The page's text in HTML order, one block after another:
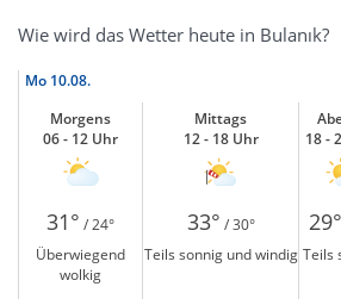
Wie wird das Wetter heute in Bulanık?
Mo 10.08.
Morgens
06 - 12 Uhr
Mittags
12 - 18 Uhr
18 -
31° / 24° 33° / 30° 29°
Überwiegend
wolkig
Teils sonnig und windig Teils